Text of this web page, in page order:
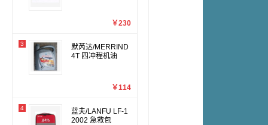
￥230
3
默芮达/MERRIND
4T 四冲程机油
￥114
4
蓝夫/LANFU LF-1
2002 急救包